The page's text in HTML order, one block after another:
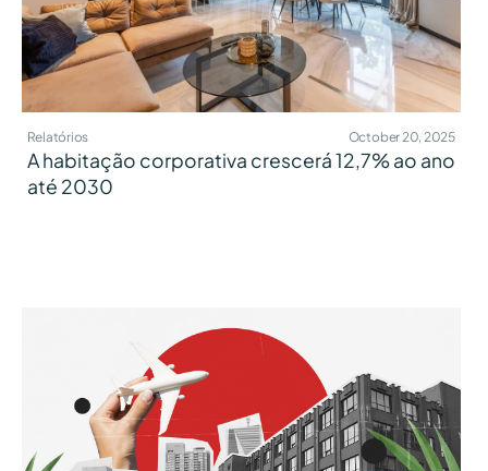
Relatórios October 20, 2025
A habitação corporativa crescerá 12,7% ao ano
até 2030